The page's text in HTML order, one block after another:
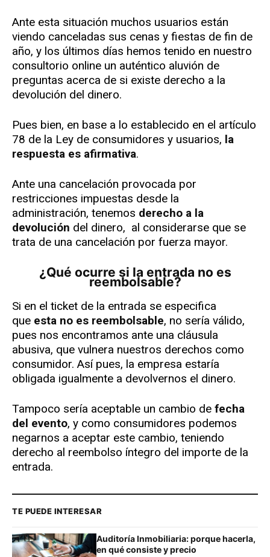
Ante esta situación muchos usuarios están
viendo canceladas sus cenas y fiestas de fin de
año, y los últimos días hemos tenido en nuestro
consultorio online un auténtico aluvión de
preguntas acerca de si existe derecho a la
devolución del dinero.
Pues bien, en base a lo establecido en el artículo
78 de la Ley de consumidores y usuarios, la
respuesta es afirmativa.
Ante una cancelación provocada por
restricciones impuestas desde la
administración, tenemos derecho a la
devolución del dinero, al considerarse que se
trata de una cancelación por fuerza mayor.
¿Qué ocurre si la entrada no es
reembolsable?
Si en el ticket de la entrada se especifica
que esta no es reembolsable, no sería válido,
pues nos encontramos ante una cláusula
abusiva, que vulnera nuestros derechos como
consumidor. Así pues, la empresa estaría
obligada igualmente a devolvernos el dinero.
Tampoco sería aceptable un cambio de fecha
del evento, y como consumidores podemos
negarnos a aceptar este cambio, teniendo
derecho al reembolso íntegro del importe de la
entrada.
TE PUEDE INTERESAR
Auditoría Inmobiliaria: porque hacerla,
en qué consiste y precio